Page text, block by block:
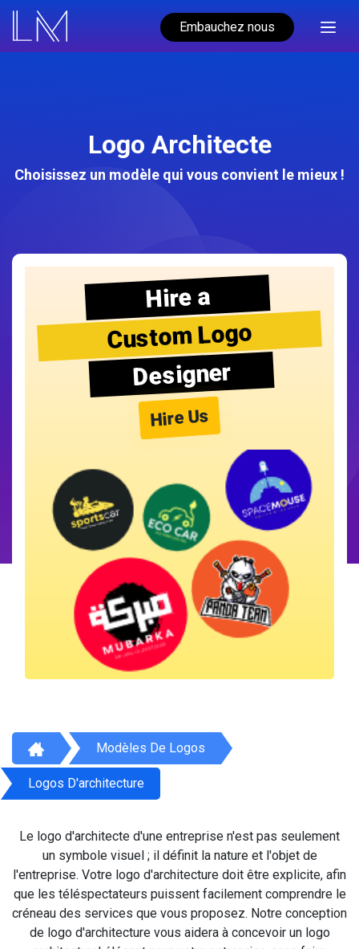
Embauchez nous
Logo Architecte
Choisissez un modèle qui vous convient le mieux !
Hire a
Custom Logo
Designer
Hire Us
Modèles De Logos
Logos D'architecture
Le logo d'architecte d'une entreprise n'est pas seulement
un symbole visuel ; il définit la nature et l'objet de
l'entreprise. Votre logo d'architecture doit être explicite, afin
que les téléspectateurs puissent facilement comprendre le
créneau des services que vous proposez. Notre conception
de logo d'architecture vous aidera à concevoir un logo